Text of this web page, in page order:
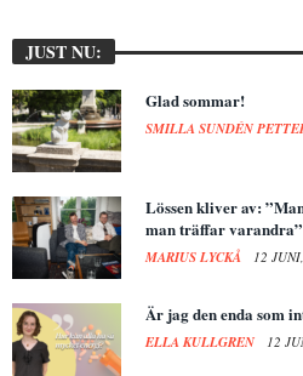
JUST NU:
Glad sommar!
SMILLA SUNDÉN
Lössen kliver av:
man träffar varandra”
MARIUS LYCKÅ 12
Är jag den enda som
ELLA KULLGREN 12